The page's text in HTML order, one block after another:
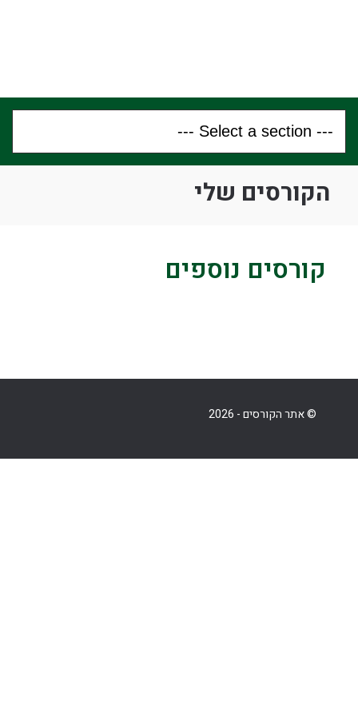
הקורסים שלי
קורסים נוספים
© אתר הקורסים - 2026